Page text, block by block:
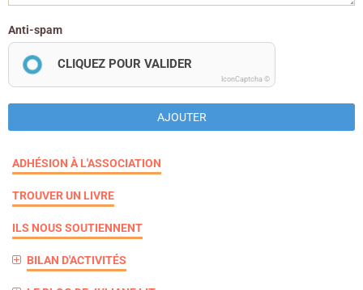
Anti-spam
CLIQUEZ POUR VALIDER
IconCaptcha ©
AJOUTER
ADHÉSION À L'ASSOCIATION
TROUVER UN LIVRE
ILS NOUS SOUTIENNENT
BILAN D'ACTIVITÉS